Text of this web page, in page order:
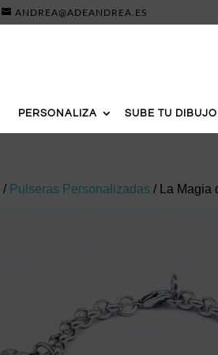
ANDREA@ADEANDREA.ES
PERSONALIZA SUBE TU DIBUJO
/ Pulseras Personalizadas / La Magia